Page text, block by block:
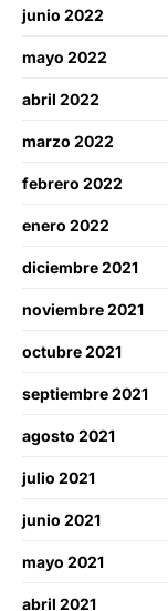
junio 2022
mayo 2022
abril 2022
marzo 2022
febrero 2022
enero 2022
diciembre 2021
noviembre 2021
octubre 2021
septiembre 2021
agosto 2021
julio 2021
junio 2021
mayo 2021
abril 2021